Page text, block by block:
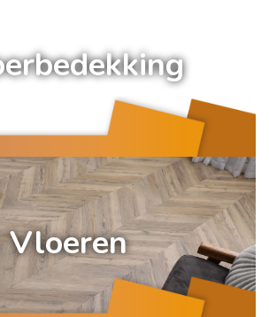
Vloeren